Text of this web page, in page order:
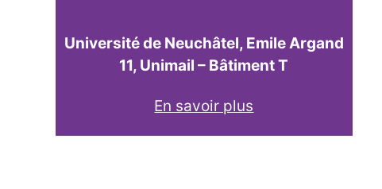
Université de Neuchâtel, Emile Argand
11, Unimail – Bâtiment T
En savoir plus